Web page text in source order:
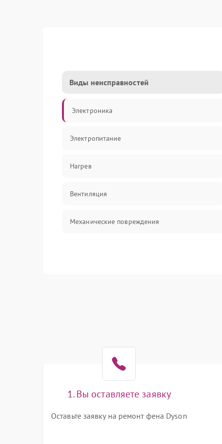
Виды неисправностей
Электроника
Электропитание
Нагрев
Вентиляция
Механические повреждения
1. Вы оставляете заявку
Оставьте заявку на ремонт фена Dyson